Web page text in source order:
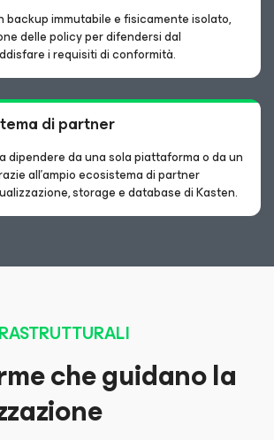
backup immutabile e fisicamente isolato,
delle policy per difendersi dal
i requisiti di conformità.
di partner
dipendere da una sola piattaforma o da un
all’ampio ecosistema di partner
storage e database di Kasten.
che guidano la